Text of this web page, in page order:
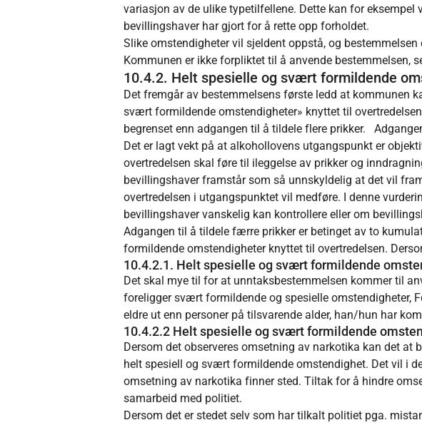
variasjon av de ulike typetilfellene. Dette kan for
bevillingshaver har gjort for å rette opp forholdet.
Slike omstendigheter vil sjeldent oppstå, og
Kommunen er ikke forpliktet til å anvende bestemmelsen,
10.4.2. Helt spesielle og svært formildende
Det fremgår av bestemmelsens første ledd at kommunen
svært formildende omstendigheter» knyttet til
begrenset enn adgangen til å tildele flere prikker.
Det er lagt vekt på at alkohollovens utgangspunkt er
overtredelsen skal føre til ileggelse av prikker og
bevillingshaver framstår som så unnskyldelig at det vil
overtredelsen i utgangspunktet vil medføre. I denne
bevillingshaver vanskelig kan kontrollere eller om
Adgangen til å tildele færre prikker er betinget av to
formildende omstendigheter knyttet til overtredelsen.
10.4.2.1. Helt spesielle og svært formildende
Det skal mye til for at unntaksbestemmelsen kommer til
foreligger svært formildende og spesielle omstendigheter,
eldre ut enn personer på tilsvarende alder, han/hun har
10.4.2.2 Helt spesielle og svært formildende
Dersom det observeres omsetning av narkotika kan det
helt spesiell og svært formildende omstendighet. Det vil i
omsetning av narkotika finner sted. Tiltak for å hindre
samarbeid med politiet.
Dersom det er stedet selv som har tilkalt politiet pga.